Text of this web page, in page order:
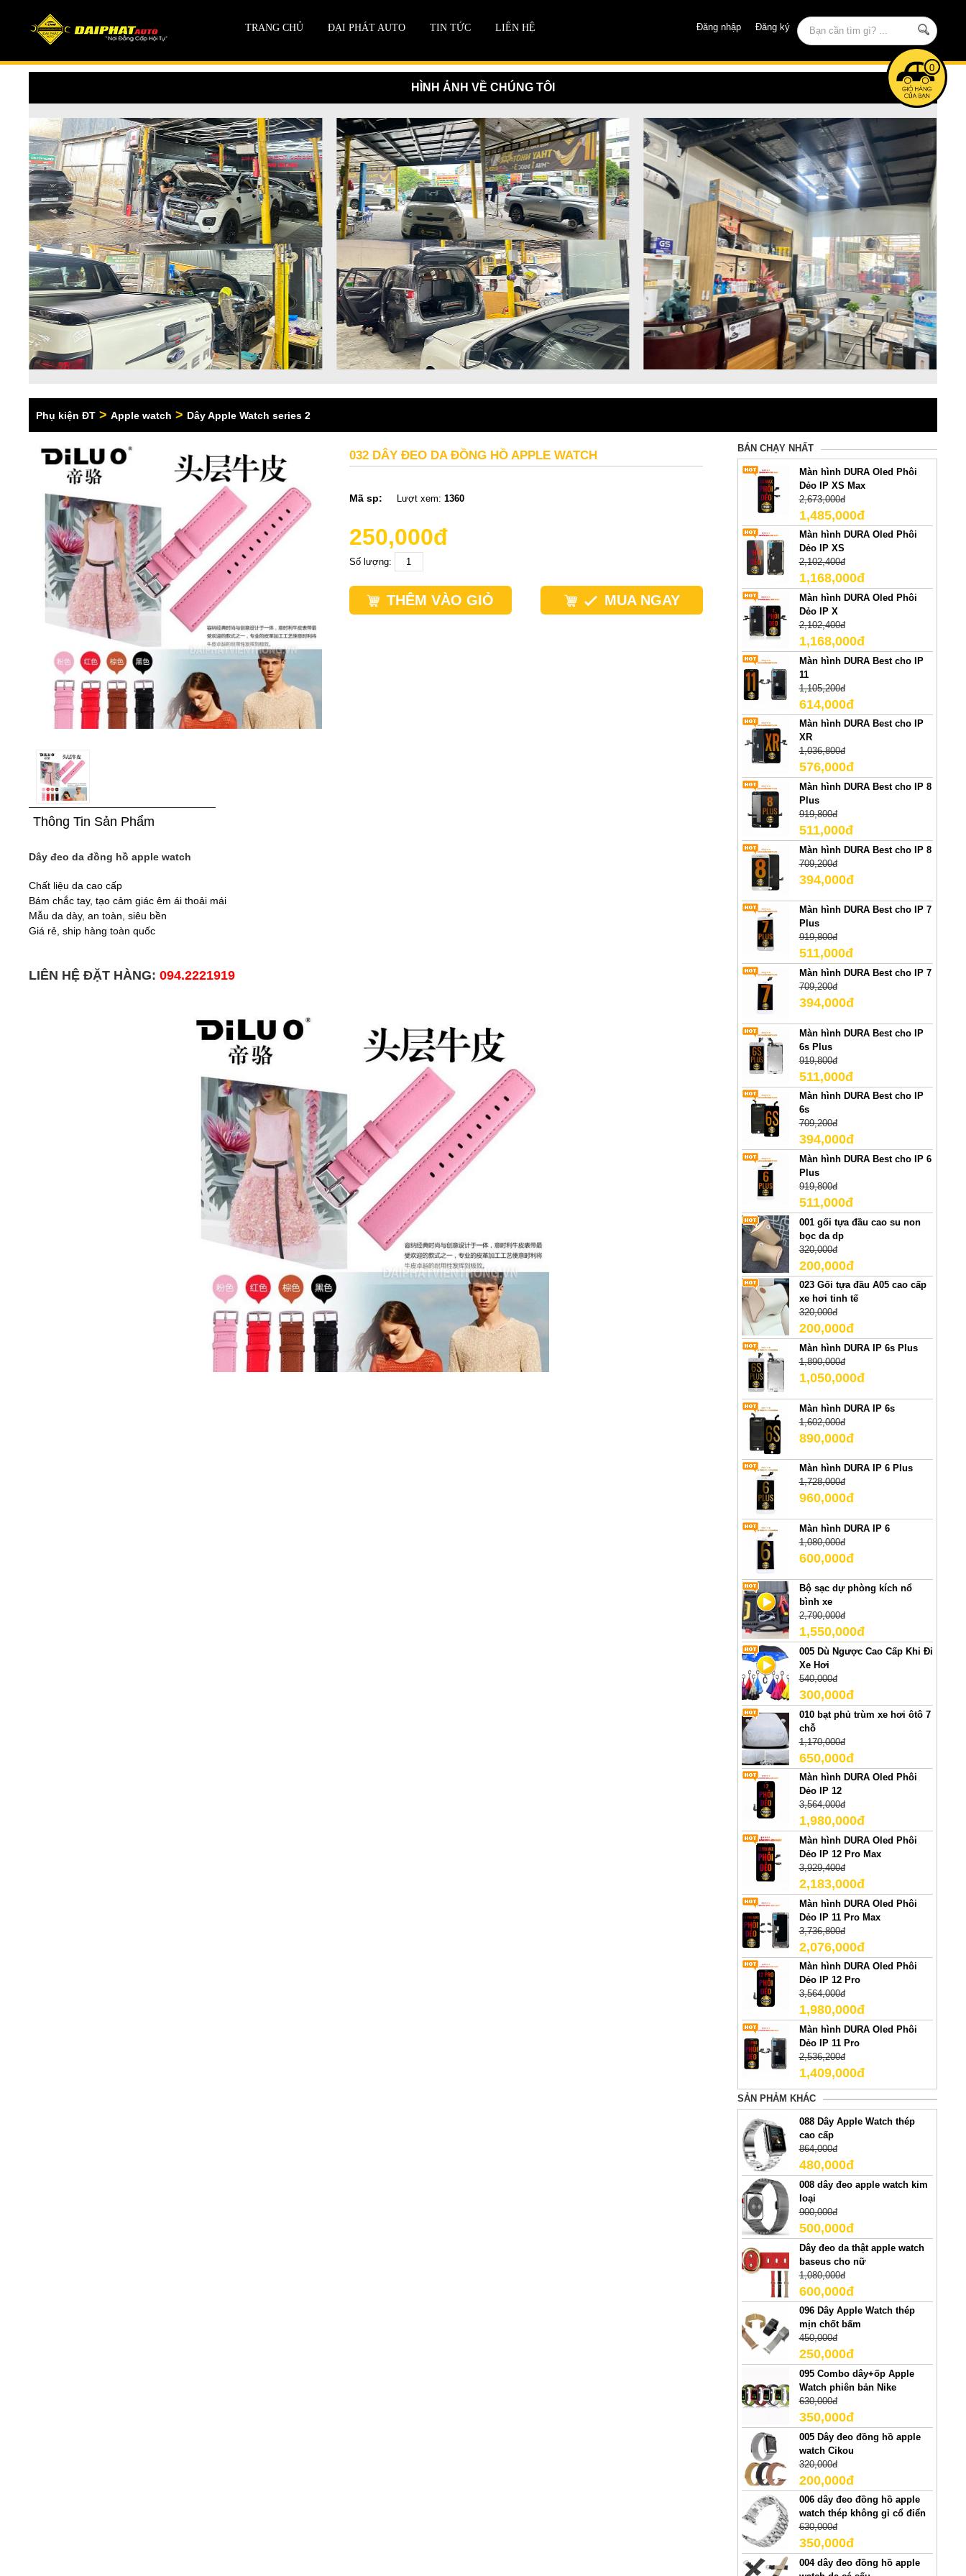
Đăng nhập Đăng ký
TRANG CHỦ ĐẠI PHÁT AUTO TIN TỨC LIÊN HỆ
0
HÌNH ẢNH VỀ CHÚNG TÔI
Phụ kiện ĐT > Apple watch > Dây Apple Watch series 2
032 DÂY ĐEO DA ĐỒNG HỒ APPLE WATCH
Mã sp: Lượt xem: 1360
250,000đ
Số lượng:
THÊM VÀO GIỎ MUA NGAY
Thông Tin Sản Phẩm
Dây đeo da đồng hồ apple watch
Chất liệu da cao cấp
Bám chắc tay, tạo cảm giác êm ái thoải mái
Mẫu da dày, an toàn, siêu bền
Giá rẻ, ship hàng toàn quốc
LIÊN HỆ ĐẶT HÀNG: 094.2221919
BÁN CHẠY NHẤT
Màn hình DURA Oled Phôi
Dẻo IP XS Max
2,673,000đ
1,485,000đ
Màn hình DURA Oled Phôi
Dẻo IP XS
2,102,400đ
1,168,000đ
Màn hình DURA Oled Phôi
Dẻo IP X
2,102,400đ
1,168,000đ
Màn hình DURA Best cho IP
11
1,105,200đ
614,000đ
Màn hình DURA Best cho IP
XR
1,036,800đ
576,000đ
Màn hình DURA Best cho IP 8
Plus
919,800đ
511,000đ
Màn hình DURA Best cho IP 8
709,200đ
394,000đ
Màn hình DURA Best cho IP 7
Plus
919,800đ
511,000đ
Màn hình DURA Best cho IP 7
709,200đ
394,000đ
Màn hình DURA Best cho IP
6s Plus
919,800đ
511,000đ
Màn hình DURA Best cho IP
6s
709,200đ
394,000đ
Màn hình DURA Best cho IP 6
Plus
919,800đ
511,000đ
001 gối tựa đầu cao su non
bọc da dp
320,000đ
200,000đ
023 Gối tựa đầu A05 cao cấp
xe hơi tinh tế
320,000đ
200,000đ
Màn hình DURA IP 6s Plus
1,890,000đ
1,050,000đ
Màn hình DURA IP 6s
1,602,000đ
890,000đ
Màn hình DURA IP 6 Plus
1,728,000đ
960,000đ
Màn hình DURA IP 6
1,080,000đ
600,000đ
Bộ sạc dự phòng kích nổ
bình xe
2,790,000đ
1,550,000đ
005 Dù Ngược Cao Cấp Khi Đi
Xe Hơi
540,000đ
300,000đ
010 bạt phủ trùm xe hơi ôtô 7
chỗ
1,170,000đ
650,000đ
Màn hình DURA Oled Phôi
Dẻo IP 12
3,564,000đ
1,980,000đ
Màn hình DURA Oled Phôi
Dẻo IP 12 Pro Max
3,929,400đ
2,183,000đ
Màn hình DURA Oled Phôi
Dẻo IP 11 Pro Max
3,736,800đ
2,076,000đ
Màn hình DURA Oled Phôi
Dẻo IP 12 Pro
3,564,000đ
1,980,000đ
Màn hình DURA Oled Phôi
Dẻo IP 11 Pro
2,536,200đ
1,409,000đ
SẢN PHẢM KHÁC
088 Dây Apple Watch thép
cao cấp
864,000đ
480,000đ
008 dây đeo apple watch kim
loại
900,000đ
500,000đ
Dây đeo da thật apple watch
baseus cho nữ
1,080,000đ
600,000đ
096 Dây Apple Watch thép
mịn chốt bấm
450,000đ
250,000đ
095 Combo dây+ốp Apple
Watch phiên bản Nike
630,000đ
350,000đ
005 Dây đeo đồng hồ apple
watch Cikou
320,000đ
200,000đ
006 dây đeo đồng hồ apple
watch thép không gỉ cổ điển
630,000đ
350,000đ
004 dây đeo đồng hồ apple